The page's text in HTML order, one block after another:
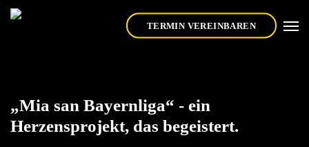
Skip
TERMIN VEREINBAREN
„Mia san Bayernliga“ - ein
Herzensprojekt, das begeistert.